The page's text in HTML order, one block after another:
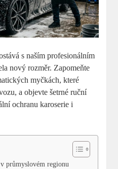
s naším profesionálním
nový rozměr. Zapomeňte
myčkách, které
a objevte šetrné ruční
ochranu karoserie i
průmyslovém regionu